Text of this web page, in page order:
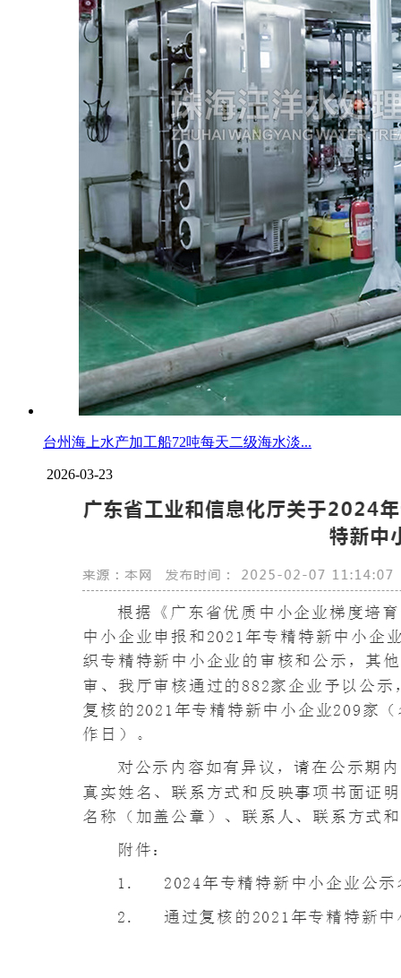
台州海上水产加工船72吨每天二级海水淡...
2026-03-23